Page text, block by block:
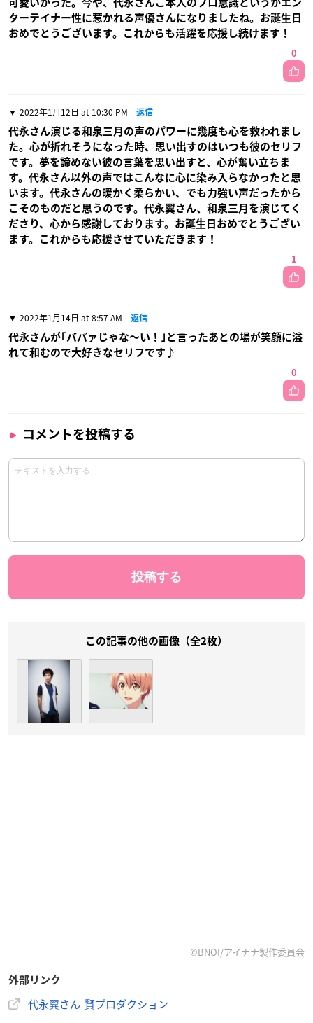
可愛いかった。今や、代永さんご本人のプロ意識というかエン
ターテイナー性に惹かれる声優さんになりましたね。お誕生日
おめでとうございます。これからも活躍を応援し続けます！
0
2022年1月12日 at 10:30 PM 返信
代永さん演じる和泉三月の声のパワーに幾度も心を救われまし
た。心が折れそうになった時、思い出すのはいつも彼のセリフ
です。夢を諦めない彼の言葉を思い出すと、心が奮い立ちま
す。代永さん以外の声ではこんなに心に染み入らなかったと思
います。代永さんの暖かく柔らかい、でも力強い声だったから
こそのものだと思うのです。代永翼さん、和泉三月を演じてく
ださり、心から感謝しております。お誕生日おめでとうござい
ます。これからも応援させていただきます！
1
2022年1月14日 at 8:57 AM 返信
代永さんが｢ババァじゃな〜い！｣と言ったあとの場が笑顔に溢
れて和むので大好きなセリフです♪
0
コメントを投稿する
この記事の他の画像（全2枚）
©BNOI/アイナナ製作委員会
外部リンク
代永翼さん 賢プロダクション